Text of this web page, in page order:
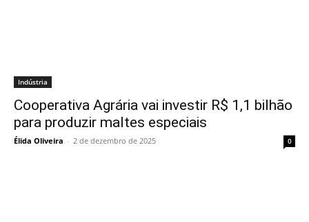
Indústria
Cooperativa Agrária vai investir R$ 1,1 bilhão
para produzir maltes especiais
Élida Oliveira - 2 de dezembro de 2025 0